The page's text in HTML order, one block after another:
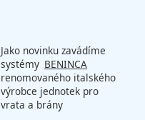
Jako novinku zavádíme
systémy BENINCA
renomovaného italského
výrobce jednotek pro
vrata a brány